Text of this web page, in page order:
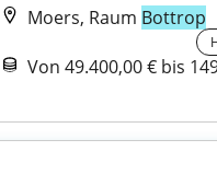
Moers, Raum Bottrop
Von 49.400,00 € bis